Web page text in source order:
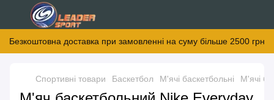
Безкоштовна доставка при замовленні на суму більше 2500 грн
Спортивні товари Баскетбол М'ячі баскетбольні М'ячі